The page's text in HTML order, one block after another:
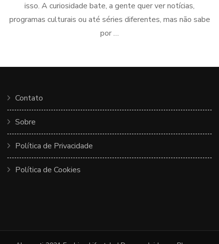
isso. A curiosidade bate, a gente quer ver notícias,
programas culturais ou até séries diferentes, mas não sabe
por …
Contato
Sobre
Política de Privacidade
Política de Cookies